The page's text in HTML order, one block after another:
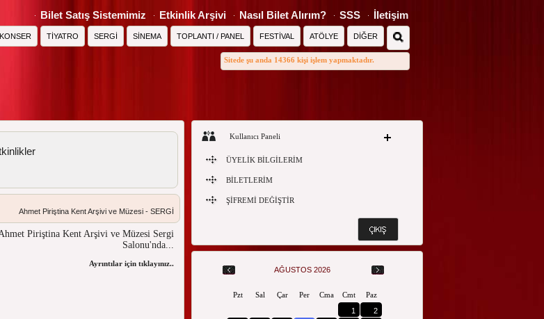
İletişim
SSS
Nasıl Bilet Alırım?
Etkinlik Arşivi
Bilet Satış Sistemimiz
DİĞER
ATÖLYE
FESTİVAL
TOPLANTI / PANEL
SİNEMA
SERGİ
TİYATRO
KONSER
Sitede şu anda 14366 kişi işlem yapmaktadır.
Ahmet Piriştina Kent Arşivi ve Müzesi - SERGİ
Ahmet Piriştina Kent Arşivi ve Müzesi Sergi
Salonu'nda...
Ayrıntılar için tıklayınız...
Kullanıcı Paneli
ÜYELİK BİLGİLERİM
BİLETLERİM
ŞİFREMİ DEĞİŞTİR
AĞUSTOS 2026
Pzt Sal Çar Per Cma Cmt
Paz
1
2